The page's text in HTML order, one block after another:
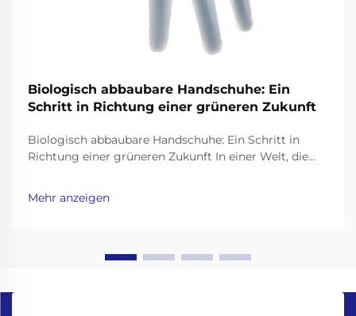
Biologisch abbaubare Handschuhe: Ein
Schritt in Richtung einer grüneren Zukunft
Biologisch abbaubare Handschuhe: Ein Schritt in
Richtung einer grüneren Zukunft In einer Welt, die
wichtiger denn je, umweltfreundliche Alternativen zu
Alltagsprodukten zu finden. Einweghandschuhe, weit
Mehr anzeigen